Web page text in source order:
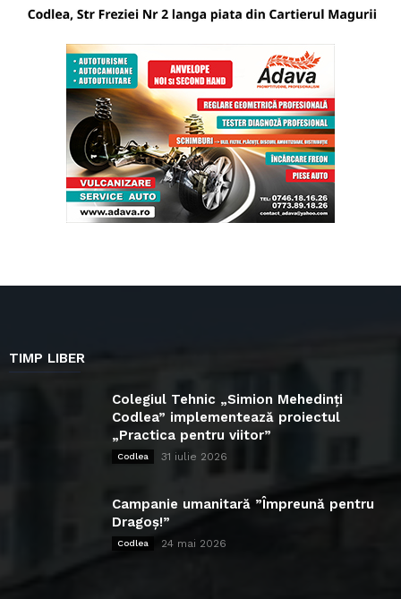
TIMP LIBER
Colegiul Tehnic „Simion Mehedinți
Codlea” implementează proiectul
„Practica pentru viitor”
Codlea 31 iulie 2026
Campanie umanitară ”Împreună pentru
Dragoș!”
Codlea 24 mai 2026